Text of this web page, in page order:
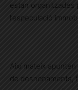
estan organitzades
l’especulació
Així mateix
de desnonaments,